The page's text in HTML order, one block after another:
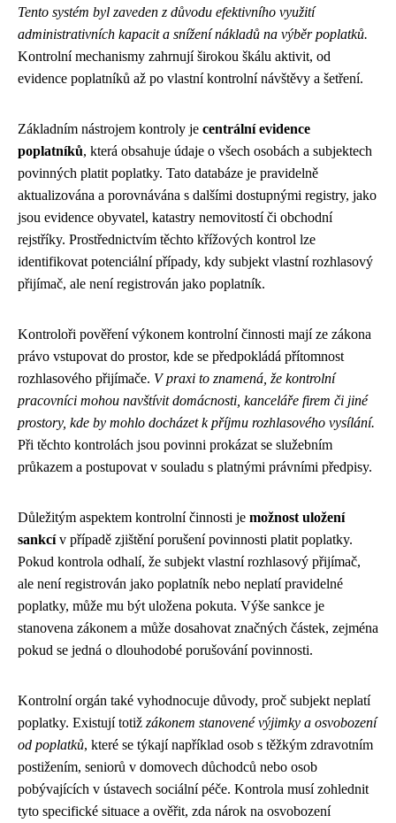
Tento systém byl zaveden z důvodu efektivního využití
administrativních kapacit a snížení nákladů na výběr poplatků.
Kontrolní mechanismy zahrnují širokou škálu aktivit, od
evidence poplatníků až po vlastní kontrolní návštěvy a šetření.
Základním nástrojem kontroly je centrální evidence
poplatníků, která obsahuje údaje o všech osobách a subjektech
povinných platit poplatky. Tato databáze je pravidelně
aktualizována a porovnávána s dalšími dostupnými registry, jako
jsou evidence obyvatel, katastry nemovitostí či obchodní
rejstříky. Prostřednictvím těchto křížových kontrol lze
identifikovat potenciální případy, kdy subjekt vlastní rozhlasový
přijímač, ale není registrován jako poplatník.
Kontroloři pověření výkonem kontrolní činnosti mají ze zákona
právo vstupovat do prostor, kde se předpokládá přítomnost
rozhlasového přijímače. V praxi to znamená, že kontrolní
pracovníci mohou navštívit domácnosti, kanceláře firem či jiné
prostory, kde by mohlo docházet k příjmu rozhlasového vysílání.
Při těchto kontrolách jsou povinni prokázat se služebním
průkazem a postupovat v souladu s platnými právními předpisy.
Důležitým aspektem kontrolní činnosti je možnost uložení
sankcív případě zjištění porušení povinnosti platit poplatky.
Pokud kontrola odhalí, že subjekt vlastní rozhlasový přijímač,
ale není registrován jako poplatník nebo neplatí pravidelné
poplatky, může mu být uložena pokuta. Výše sankce je
stanovena zákonem a může dosahovat značných částek, zejména
pokud se jedná o dlouhodobé porušování povinnosti.
Kontrolní orgán také vyhodnocuje důvody, proč subjekt neplatí
poplatky. Existují totiž zákonem stanovené výjimky a osvobození
od poplatků, které se týkají například osob s těžkým zdravotním
postižením, seniorů v domovech důchodců nebo osob
pobývajících v ústavech sociální péče. Kontrola musí zohlednit
tyto specifické situace a ověřit, zda nárok na osvobození